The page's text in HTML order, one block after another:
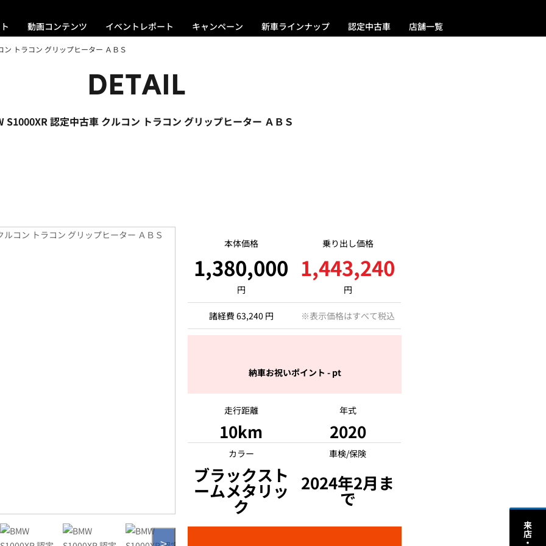
動画コンテンツ イベントレポート キャンペーン 新車ラインナップ 認定中古車 店舗一覧
トラコン グリップヒーター ＡＢＳ
DETAIL
S1000XR 認定中古車 クルコン トラコン グリップヒーター ＡＢＳ
本体価格 乗り出し価格
1,380,000
円
1,443,240
円
諸経費 63,240 円 ※表示価格はすべて税込
納車お祝いポイント - pt
走行距離 年式
10km 2020
カラー 車検/保険
ブラックスト
ームメタリッ
ク
2024年2月ま
で